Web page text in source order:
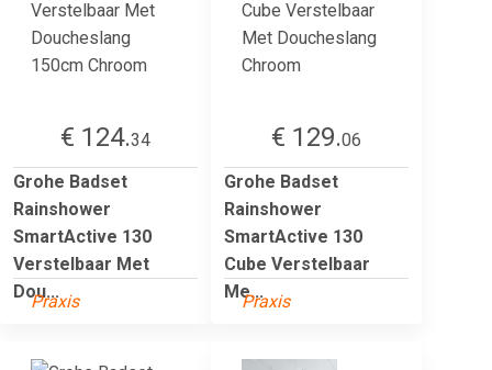
€ 124.34
Grohe Badset
Rainshower
SmartActive 130
Verstelbaar Met
Dou...
Praxis
€ 129.06
Grohe Badset
Rainshower
SmartActive 130
Cube Verstelbaar
Me...Praxis